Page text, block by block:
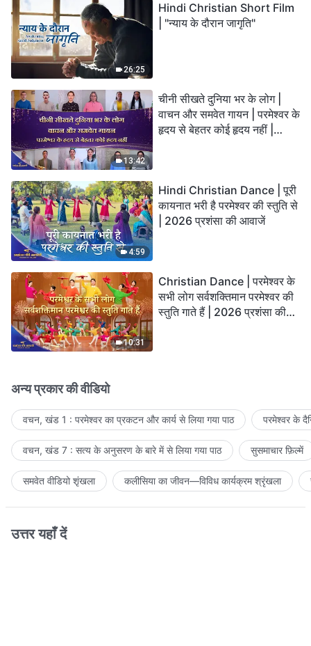
26:25
Hindi Christian Short Film
| "न्याय के दौरान जागृति"
13:42
चीनी सीखते दुनिया भर के लोग |
वाचन और समवेत गायन | परमेश्वर के
हृदय से बेहतर कोई हृदय नहीं |
4:59
Hindi Christian Dance | पूरी
कायनात भरी है परमेश्वर की स्तुति से
| 2026 प्रशंसा की आवाजें
10:31
Christian Dance | परमेश्वर के
सभी लोग सर्वशक्तिमान परमेश्वर की
स्तुति गाते हैं | 2026 प्रशंसा की
अन्य प्रकार की वीडियो
वचन, खंड 1 : परमेश्वर का प्रकटन और कार्य से लिया गया पाठ परमेश्वर के
वचन, खंड 7 : सत्य के अनुसरण के बारे में से लिया गया पाठ सुसमाचार फ़िल्में
समवेत वीडियो शृंखला कलीसिया का जीवन—विविध कार्यक्रम श्रृंखला
उत्तर यहाँ दें